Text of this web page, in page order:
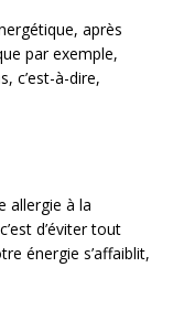
après
par exemple,
c’est-à-dire,
allergie à la
d’éviter tout
énergie s’affaiblit,